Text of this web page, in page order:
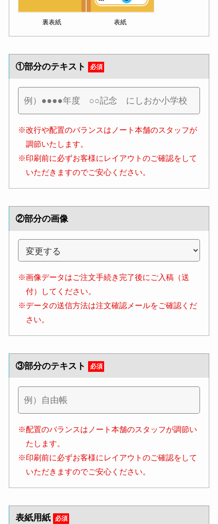
裏表紙 表紙
①部分のテキスト 必須
※改行や配置のバランスはノート本舗のスタッフが
調節いたします。
※印刷前に必ずお客様にレイアウトのご確認をして
いただきますのでご安心ください。
②部分の画像
※画像データはご注文手続き完了後にご入稿（送
付）してください。
※データの送信方法は注文確認メールをご確認くだ
さい。
③部分のテキスト 必須
※配置のバランスはノート本舗のスタッフが調節い
たします。
※印刷前に必ずお客様にレイアウトのご確認をして
いただきますのでご安心ください。
表紙用紙 必須